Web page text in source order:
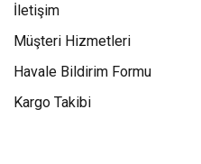
İletişim
Müşteri Hizmetleri
Havale Bildirim Formu
Kargo Takibi